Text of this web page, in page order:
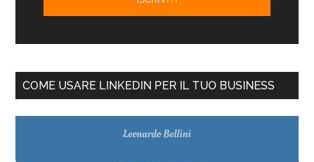
COME USARE LINKEDIN PER IL TUO BUSINESS